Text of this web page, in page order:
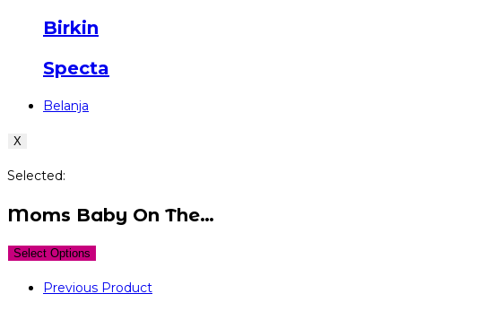
Birkin
Specta
Belanja
X
Selected:
Moms Baby On The…
Select Options
Previous Product